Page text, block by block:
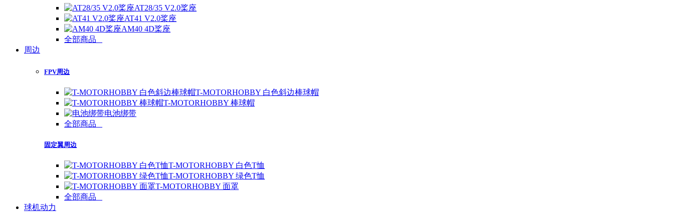
AT28/35 V2.0桨座
AT41 V2.0桨座
AM40 4D桨座
全部商品
周边
FPV周边
T-MOTORHOBBY 白色斜边棒球帽
T-MOTORHOBBY 棒球帽
电池绑带
全部商品
固定翼周边
T-MOTORHOBBY 白色T恤
T-MOTORHOBBY 绿色T恤
T-MOTORHOBBY 面罩
全部商品
球机动力